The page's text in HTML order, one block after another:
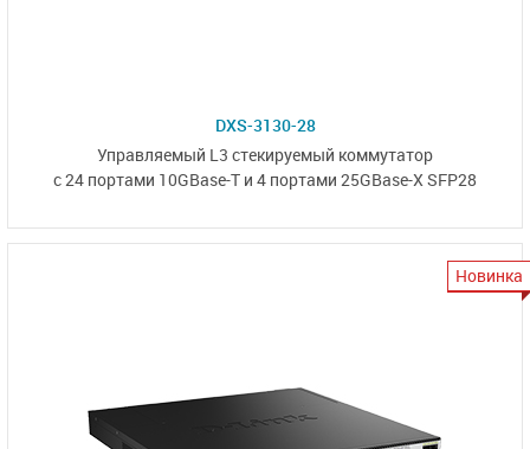
DXS-3130-28
Управляемый L3 стекируемый коммутатор
с 24 портами 10GBase-T и 4 портами 25GBase-X SFP28
Новинка